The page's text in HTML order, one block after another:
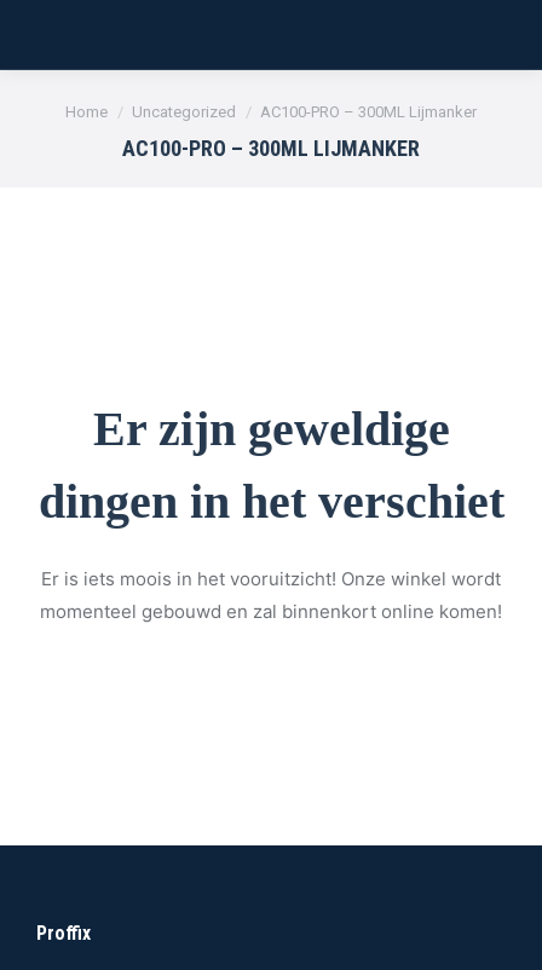
Je bent hier:
Home Uncategorized AC100-PRO – 300ML Lijmanker
AC100-PRO – 300ML LIJMANKER
Er zijn geweldige
dingen in het verschiet
Er is iets moois in het vooruitzicht! Onze winkel wordt
momenteel gebouwd en zal binnenkort online komen!
Proffix